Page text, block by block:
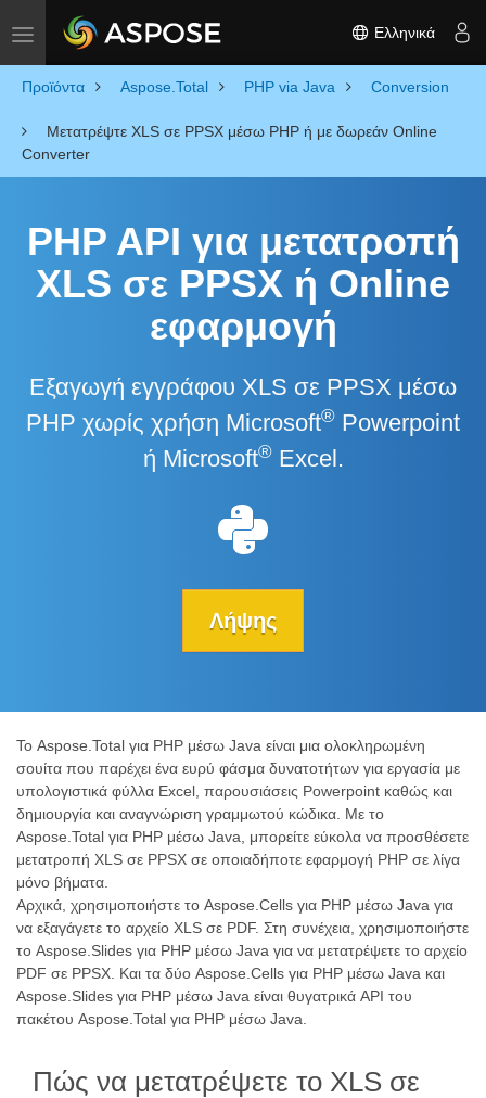
Toggle navigation Ελληνικά
Προϊόντα Aspose.Total PHP via Java Conversion
Μετατρέψτε XLS σε PPSX μέσω PHP ή με δωρεάν Online
Converter
PHP API για μετατροπή
XLS σε PPSX ή Online
εφαρμογή
Εξαγωγή εγγράφου XLS σε PPSX μέσω
PHP χωρίς χρήση Microsoft® Powerpoint
ή Microsoft®Excel.
Λήψης
Το Aspose.Total για PHP μέσω Java είναι μια ολοκληρωμένη
σουίτα που παρέχει ένα ευρύ φάσμα δυνατοτήτων για εργασία με
υπολογιστικά φύλλα Excel, παρουσιάσεις Powerpoint καθώς και
δημιουργία και αναγνώριση γραμμωτού κώδικα. Με το
Aspose.Total για PHP μέσω Java, μπορείτε εύκολα να προσθέσετε
μετατροπή XLS σε PPSX σε οποιαδήποτε εφαρμογή PHP σε λίγα
μόνο βήματα.
Αρχικά, χρησιμοποιήστε το Aspose.Cells για PHP μέσω Java για
να εξαγάγετε το αρχείο XLS σε PDF. Στη συνέχεια, χρησιμοποιήστε
το Aspose.Slides για PHP μέσω Java για να μετατρέψετε το αρχείο
PDF σε PPSX. Και τα δύο Aspose.Cells για PHP μέσω Java και
Aspose.Slides για PHP μέσω Java είναι θυγατρικά API του
πακέτου Aspose.Total για PHP μέσω Java.
Πώς να μετατρέψετε το XLS σε